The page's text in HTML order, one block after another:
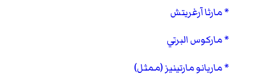
مارثا آرغريتش
ماركوس البرتي
ماريانو مارتينيز (ممثل)